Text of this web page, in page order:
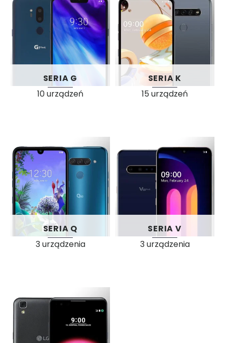
SERIA G
10 urządzeń
SERIA K
15 urządzeń
SERIA Q
3 urządzenia
SERIA V
3 urządzenia